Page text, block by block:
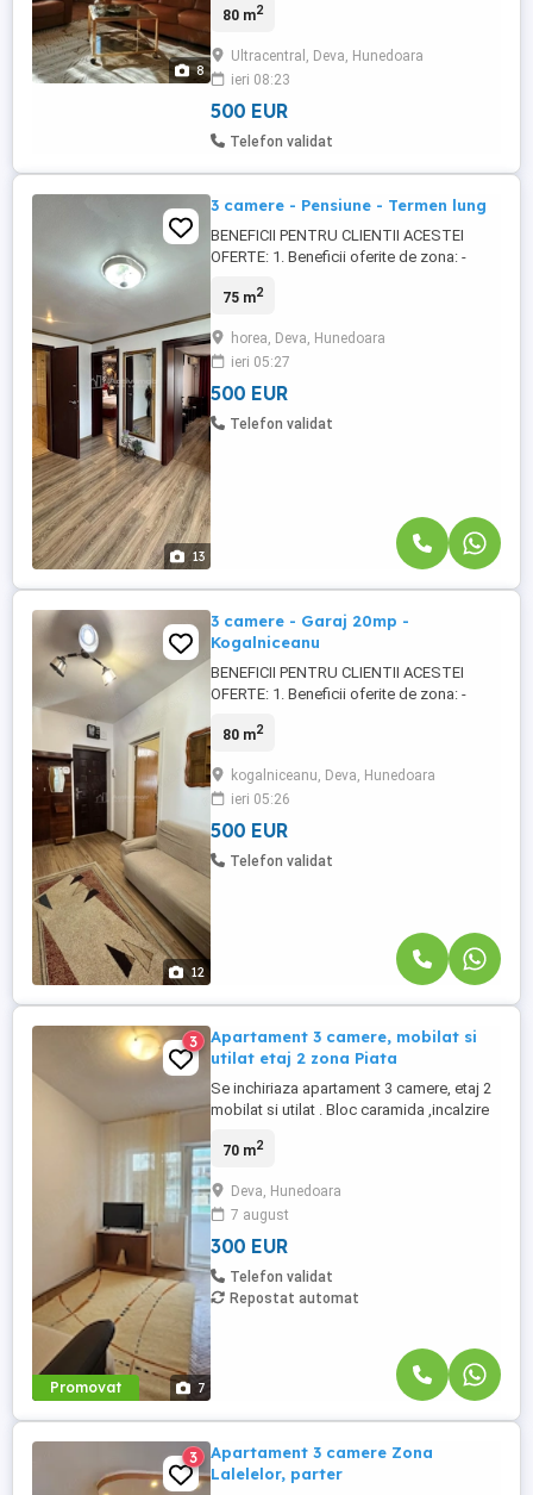
8
scara, 2 apartamente pe nivel, suprafata
4, izolat termic, vedere pe doua parti,
renovat la finele anului 2024, mobilat si
utilat, cu garaj de ...
80 m2
Ultracentral, Deva, Hunedoara
ieri 08:23
500 EUR
Telefon validat
13
3 camere - Pensiune - Termen lung
BENEFICII PENTRU CLIENTII ACESTEI
OFERTE: 1. Beneficii oferite de zona: -
o strada linistita si curata. 2. Beneficii
parcare. - Aer conditionat, balcon si baie
in fiecare dormitor. - Acces in curte. -
Bucatarie ...
75 m2
horea, Deva, Hunedoara
ieri 05:27
500 EUR
Telefon validat
12
3 camere - Garaj 20mp -
Kogalniceanu
BENEFICII PENTRU CLIENTII ACESTEI
OFERTE: 1. Beneficii oferite de zona: -
Kogalniceanu. - Acces rapid catre
supermarket, piata. 2. Beneficii tehnice ale
ofertei: - Apartamentul se afla la etajul 2
intr-un bloc de 4 etaje izolat interior ...
80 m2
kogalniceanu, Deva, Hunedoara
ieri 05:26
500 EUR
Telefon validat
Promovat 7
3
Apartament 3 camere, mobilat si
utilat etaj 2 zona Piata
Se inchiriaza apartament 3 camere, etaj 2
mobilat si utilat . Bloc caramida ,incalzire
poate ocupa imediat
70 m2
Deva, Hunedoara
7 august
300 EUR
Telefon validat
Repostat automat
3
Apartament 3 camere Zona
Lalelelor, parter